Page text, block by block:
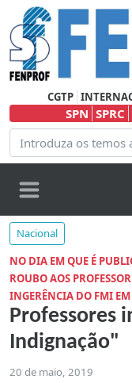
CGTP
SPN SPRC
Nacional
NO DIA EM QUE É
ROUBO AOS
INGERÊNCIA DO FMI
Professores
Indignação"
20 de maio, 2019